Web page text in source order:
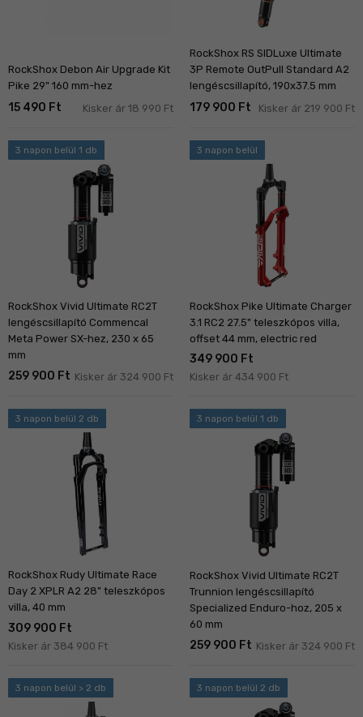
RockShox Debon Air Upgrade Kit
Pike 29" 160 mm-hez
15 490 Ft Kisker ár 18 990 Ft
RockShox RS SIDLuxe Ultimate
3P Remote OutPull Standard A2
lengéscsillapító, 190x37.5 mm
179 900 Ft Kisker ár 219 900 Ft
3 napon belül 1 db
RockShox Vivid Ultimate RC2T
lengéscsillapító Commencal
Meta Power SX-hez, 230 x 65
mm
259 900 Ft Kisker ár 324 900 Ft
3 napon belül
RockShox Pike Ultimate Charger
3.1 RC2 27.5" teleszkópos villa,
offset 44 mm, electric red
349 900 Ft
Kisker ár 434 900 Ft
3 napon belül 2 db
RockShox Rudy Ultimate Race
Day 2 XPLR A2 28" teleszkópos
villa, 40 mm
309 900 Ft
Kisker ár 384 900 Ft
3 napon belül 1 db
RockShox Vivid Ultimate RC2T
Trunnion lengéscsillapító
Specialized Enduro-hoz, 205 x
60 mm
259 900 Ft Kisker ár 324 900 Ft
3 napon belül > 2 db 3 napon belül 2 db